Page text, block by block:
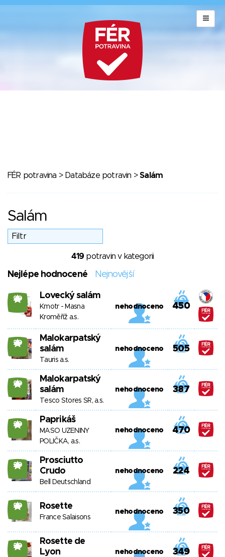
FÉR potravina > Databáze potravin >Salám
Salám
419 potravin v kategorii
Nejlépe hodnocené Nejnovější
20 Lovecký salám
Kmotr - Masna
Kroměříž a.s.
nehodnoceno 450
20
Malokarpatský
salám
Tauris a.s.
nehodnoceno 505
20
Malokarpatský
salám
Tesco Stores SR, a.s.
nehodnoceno 387
20 Paprikáš
MASO UZENINY
POLIČKA, a.s.
nehodnoceno 470
20
Prosciutto
Crudo
Bell Deutschland
nehodnoceno 224
20 Rosette
France Salaisons
nehodnoceno 350
20
Rosette de
Lyon
nehodnoceno 349